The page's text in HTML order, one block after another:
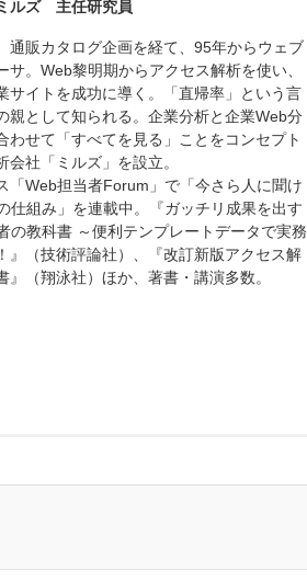
ルズ 主任研究員
通販カタログ企画を経て、95年からウェブ
サ。Web黎明期からアクセス解析を使い、
サイトを成功に導く。「直帰率」という言
親として知られる。企業分析と企業Web分
わせて「すべてを見る」ことをコンセプト
会社「ミルズ」を設立。
「Web担当者Forum」で「今さら人に聞け
仕組み」を連載中。『ガッチリ成果を出す
の教科書 ～便利テンプレートデータで実務
』（技術評論社）、『改訂新版アクセス解
』（翔泳社）ほか、著書・講演多数。